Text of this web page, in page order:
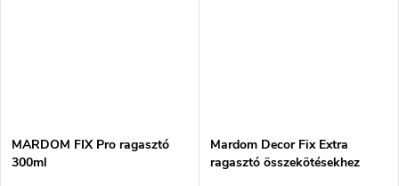
MARDOM FIX Pro ragasztó
300ml
Mardom Decor Fix Extra
ragasztó összekötésekhez